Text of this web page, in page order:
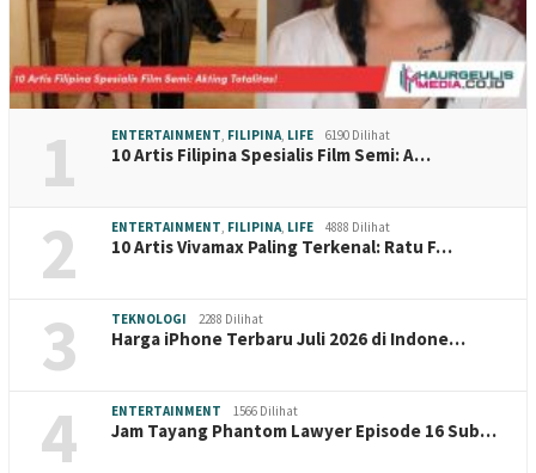
1 ENTERTAINMENT, FILIPINA, LIFE 6190 Dilihat
10 Artis Filipina Spesialis Film Semi: A…
2 ENTERTAINMENT, FILIPINA, LIFE 4888 Dilihat
10 Artis Vivamax Paling Terkenal: Ratu F…
3 TEKNOLOGI 2288 Dilihat
Harga iPhone Terbaru Juli 2026 di Indone…
4 ENTERTAINMENT 1566 Dilihat
Jam Tayang Phantom Lawyer Episode 16 Sub…